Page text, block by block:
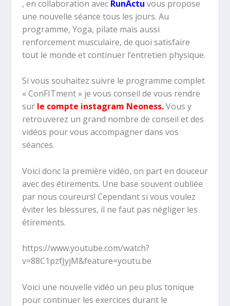
, en collaboration avec RunActu vous propose
une nouvelle séance tous les jours. Au
programme, Yoga, pilate mais aussi
renforcement musculaire, de quoi satisfaire
tout le monde et continuer l’entretien physique.
Si vous souhaitez suivre le programme complet
« ConFITment » je vous conseil de vous rendre
sur le compte instagram Neoness.Vous y
retrouverez un grand nombre de conseil et des
vidéos pour vous accompagner dans vos
séances.
Voici donc la première vidéo, on part en douceur
avec des étirements. Une base souvent oubliée
par nous coureurs! Cependant si vous voulez
éviter les blessures, il ne faut pas négliger les
étirements.
https://www.youtube.com/watch?
v=88C1pzfJyjM&feature=youtu.be
Voici une nouvelle vidéo un peu plus tonique
pour continuer les exercices durant le